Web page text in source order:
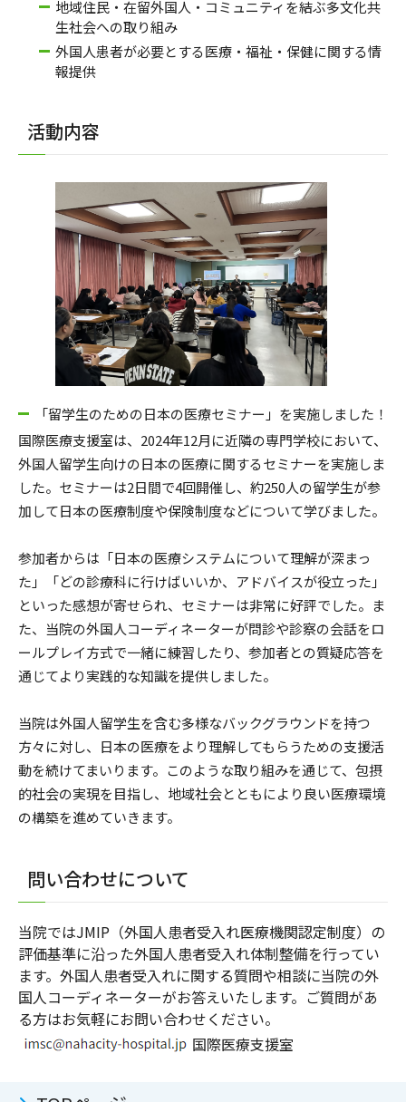
地域住民・在留外国人・コミュニティを結ぶ多文化共
生社会への取り組み
外国人患者が必要とする医療・福祉・保健に関する情
報提供
活動内容
「留学生のための日本の医療セミナー」を実施しました！
国際医療支援室は、2024年12月に近隣の専門学校において、
外国人留学生向けの日本の医療に関するセミナーを実施しま
した。セミナーは2日間で4回開催し、約250人の留学生が参
加して日本の医療制度や保険制度などについて学びました。
参加者からは「日本の医療システムについて理解が深まっ
た」「どの診療科に行けばいいか、アドバイスが役立った」
といった感想が寄せられ、セミナーは非常に好評でした。ま
た、当院の外国人コーディネーターが問診や診察の会話をロ
ールプレイ方式で一緒に練習したり、参加者との質疑応答を
通じてより実践的な知識を提供しました。
当院は外国人留学生を含む多様なバックグラウンドを持つ
方々に対し、日本の医療をより理解してもらうための支援活
動を続けてまいります。このような取り組みを通じて、包摂
的社会の実現を目指し、地域社会とともにより良い医療環境
の構築を進めていきます。
問い合わせについて
当院ではJMIP（外国人患者受入れ医療機関認定制度）の
評価基準に沿った外国人患者受入れ体制整備を行ってい
ます。外国人患者受入れに関する質問や相談に当院の外
国人コーディネーターがお答えいたします。ご質問があ
る方はお気軽にお問い合わせください。
国際医療支援室